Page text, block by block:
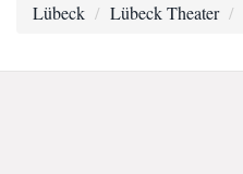
Lübeck Lübeck Theater